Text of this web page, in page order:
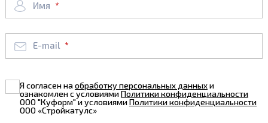
Имя
E-mail
Я согласен наобработку персональных данныхи
ознакомлен с условиямиПолитики конфиденциальности
ООО "Куформ" и условиямиПолитики конфиденциальности
ООО «Стройкатулс»